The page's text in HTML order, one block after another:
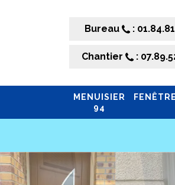
Bureau :
Chantier :
MENUISIER
94